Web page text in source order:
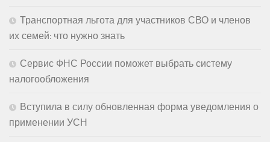
Транспортная льгота для участников СВО и членов
их семей: что нужно знать
Сервис ФНС России поможет выбрать систему
налогообложения
Вступила в силу обновленная форма уведомления о
применении УСН